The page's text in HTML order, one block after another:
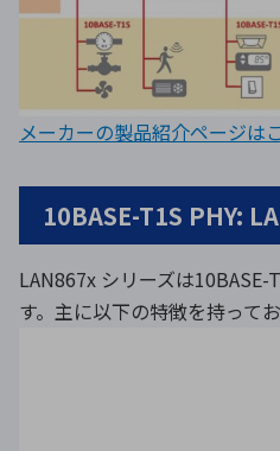
メーカーの製品紹介ページは
10BASE-T1S PHY:
LAN867x シリーズは
す。主に以下の特徴を持ってお